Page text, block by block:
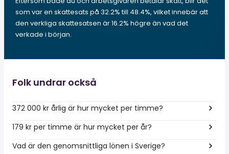
som var en skattesats på 32.2% till 48.4%, vilket innebär att
den verkliga skattesatsen är 16.2% högre än vad det
verkade i början.
Folk undrar också
372 000 kr årlig är hur mycket per timme?
179 kr per timme är hur mycket per år?
Vad är den genomsnittliga lönen i Sverige?